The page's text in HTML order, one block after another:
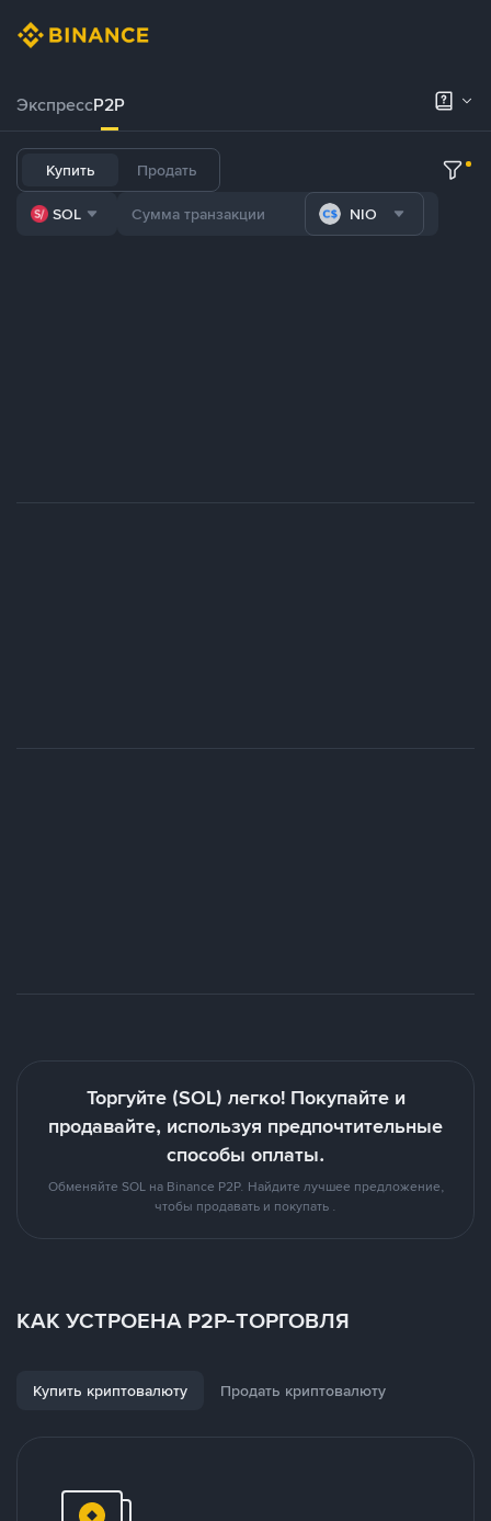
ЭкспрессP2P
Купить Продать
SOL NIO
Торгуйте (SOL) легко! Покупайте и
продавайте, используя предпочтительные
способы оплаты.
Обменяйте SOL на Binance P2P. Найдите лучшее предложение,
чтобы продавать и покупать .
КАК УСТРОЕНА P2P-ТОРГОВЛЯ
Купить криптовалюту Продать криптовалюту